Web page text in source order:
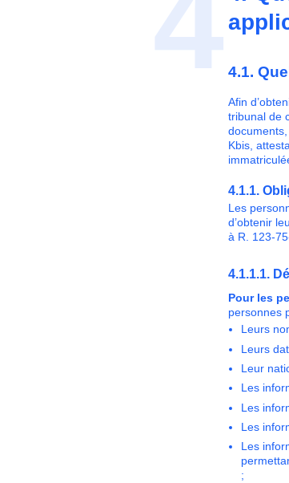
4.1.
Afin
tribunal de
Kbis,
4.1.1.
Les
d’obtenir
à R. 123-
4.1.1.1.
Pour les
personnes
Leurs
Leurs
Leur
Les
Les
Les
Les
;